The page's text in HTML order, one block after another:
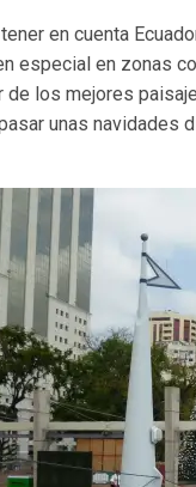
en cuenta
especial en zonas
de los mejores
unas navidades